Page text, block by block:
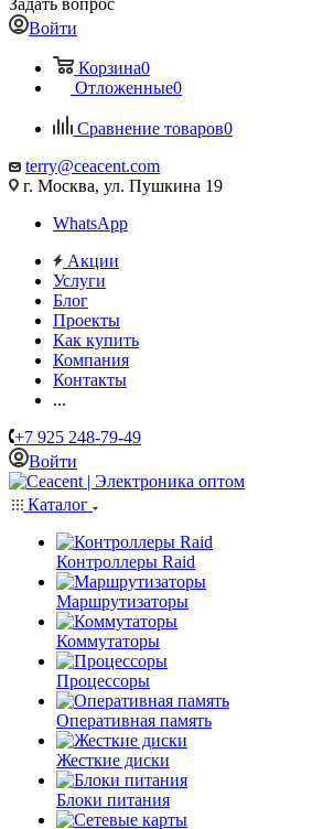
Задать вопрос
Войти
Корзина0
Отложенные0
Сравнение товаров0
terry@ceacent.com
г. Москва, ул. Пушкина 19
WhatsApp
Акции
Услуги
Блог
Проекты
Как купить
Компания
Контакты
...
+7 925 248-79-49
Войти
Каталог
Контроллеры Raid
Маршрутизаторы
Коммутаторы
Процессоры
Оперативная память
Жесткие диски
Блоки питания